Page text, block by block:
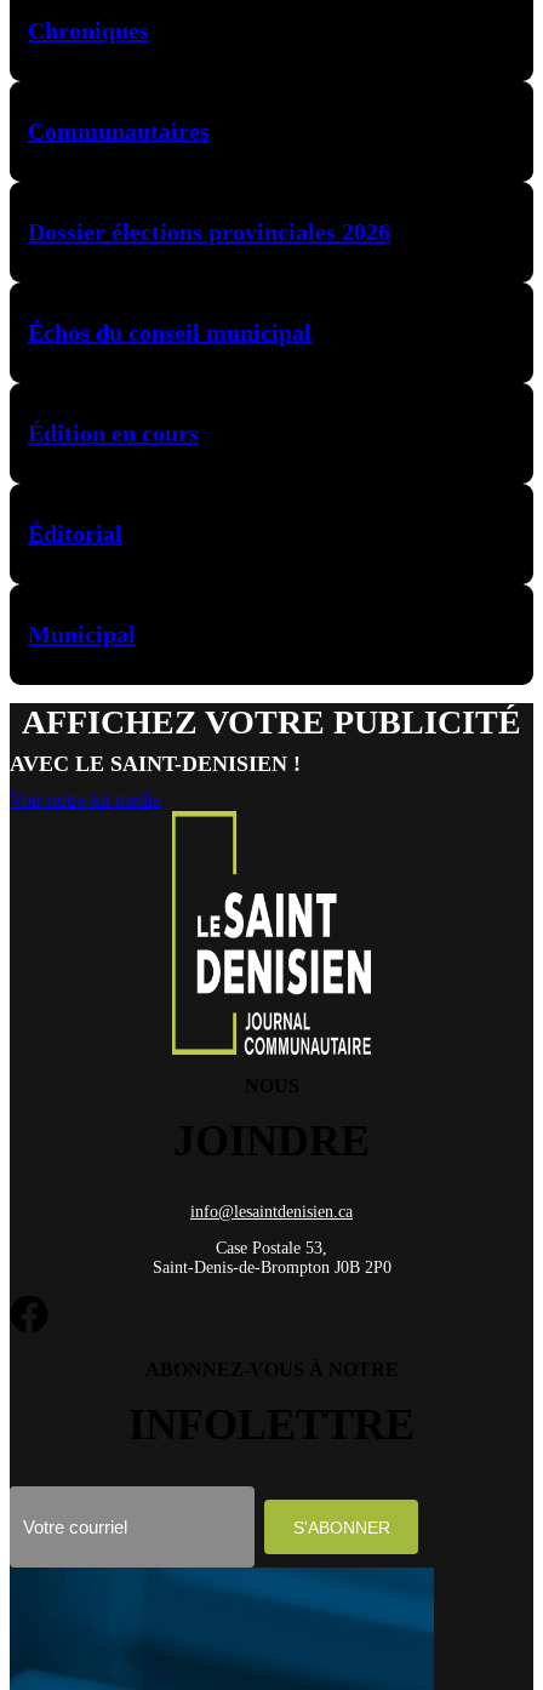
Chroniques
Communautaires
Dossier élections provinciales 2026
Échos du conseil municipal
Édition en cours
Éditorial
Municipal
AFFICHEZ VOTRE PUBLICITÉ
AVEC LE SAINT-DENISIEN !
Voir notre kit média
info@lesaintdenisien.ca
Case Postale 53,
Saint-Denis-de-Brompton J0B 2P0